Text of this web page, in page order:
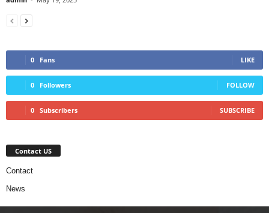
0 Fans LIKE
0 Followers FOLLOW
0 Subscribers SUBSCRIBE
Contact US
Contact
News